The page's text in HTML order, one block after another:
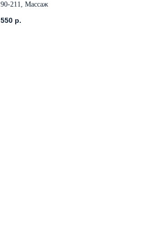
90-211, Массаж
550 р.